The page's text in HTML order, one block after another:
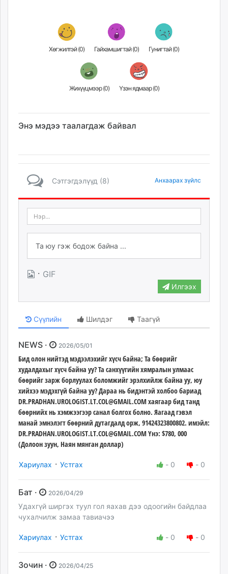
Хөгжилтэй (0) Гайхамшигтай (0) Гунигтай (0)
Жихүүцмээр (0) Үзэн ядмаар (0)
Энэ мэдээ таалагдаж байвал
Сэтгэгдэлүүд (8) Анхаарах зүйлс
· GIF
Илгээх
Сүүлийн Шилдэг Таагүй
NEWS · 2026/05/01
Бид олон нийтэд мэдээлэхийг хүсч байна; Та бөөрийг
худалдахыг хүсч байна уу? Та санхүүгийн хямралын улмаас
бөөрийг зарж борлуулах боломжийг эрэлхийлж байна уу, юу
хийхээ мэдэхгүй байна уу? Дараа нь бидэнтэй холбоо бариад
DR.PRADHAN.UROLOGIST.LT.COL@GMAIL.COM хаягаар бид танд
бөөрнийх нь хэмжээгээр санал болгох болно. Яагаад гэвэл
манай эмнэлэгт бөөрний дутагдалд орж, 91424323800802. имэйл:
DR.PRADHAN.UROLOGIST.LT.COL@GMAIL.COM Yнэ: $780, 000
(Долоон зуун, Наян мянган доллар)
Хариулах · Устгах - 0 - 0
Бат · 2026/04/29
Удахгүй ширгэх туул гол яахав дээ одоогийн байдлаа
чухалчилж замаа тавиачээ
Хариулах · Устгах - 0 - 0
Зочин · 2026/04/25